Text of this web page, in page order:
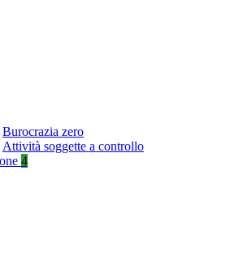
Burocrazia zero
Attività soggette a controllo
4